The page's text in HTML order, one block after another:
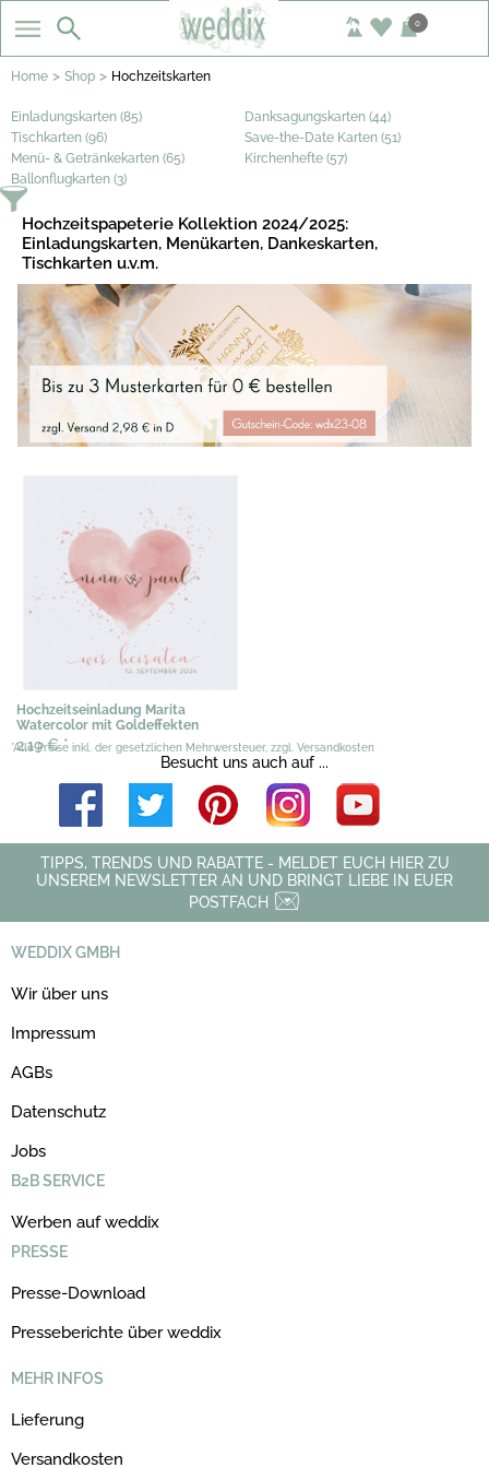
0
Home > Shop > Hochzeitskarten
Einladungskarten (85)
Danksagungskarten (44)
Tischkarten (96)
Save-the-Date Karten (51)
Menü- & Getränkekarten (65)
Kirchenhefte (57)
Ballonflugkarten (3)
Hochzeitspapeterie Kollektion 2024/2025:
Einladungskarten, Menükarten, Dankeskarten,
Tischkarten u.v.m.
Hochzeitseinladung Marita
Watercolor mit Goldeffekten
2,19 €*
*Alle Preise inkl. der gesetzlichen Mehrwersteuer, zzgl. Versandkosten
Besucht uns auch auf ...
TIPPS, TRENDS UND RABATTE - MELDET EUCH HIER ZU
UNSEREM NEWSLETTER AN UND BRINGT LIEBE IN EUER
POSTFACH
WEDDIX GMBH
Wir über uns
Impressum
AGBs
Datenschutz
Jobs
B2B SERVICE
Werben auf weddix
PRESSE
Presse-Download
Presseberichte über weddix
MEHR INFOS
Lieferung
Versandkosten